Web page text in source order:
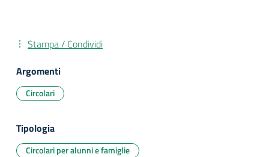
Stampa / Condividi
Argomenti
Circolari
Tipologia
Circolari per alunni e famiglie